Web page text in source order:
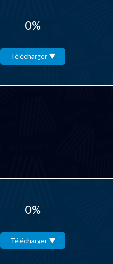
0%
Télécharger
0%
Télécharger